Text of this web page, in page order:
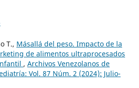
T., Másallá del peso. Impacto de la
de alimentos ultraprocesados
, Archivos Venezolanos de
Vol. 87 Núm. 2 (2024): Julio-